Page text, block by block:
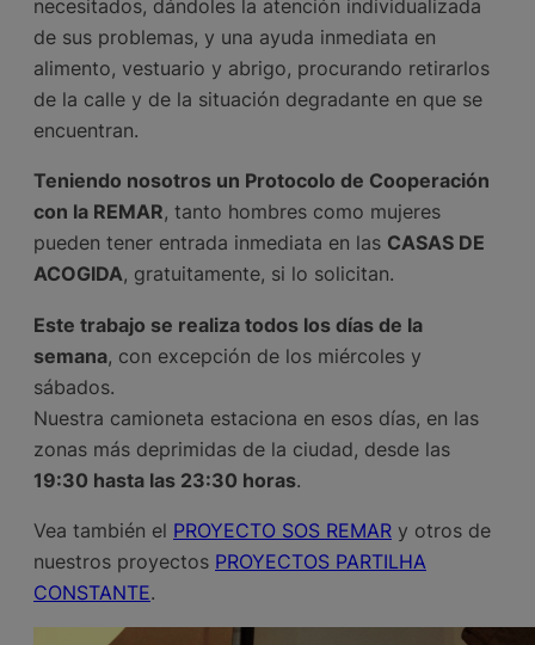
necesitados, dándoles la atención individualizada
de sus problemas, y una ayuda inmediata en
alimento, vestuario y abrigo, procurando retirarlos
de la calle y de la situación degradante en que se
encuentran.
Teniendo nosotros un Protocolo de Cooperación
con la REMAR, tanto hombres como mujeres
pueden tener entrada inmediata en las CASAS DE
ACOGIDA, gratuitamente, si lo solicitan.
Este trabajo se realiza todos los días de la
semana, con excepción de los miércoles y
sábados.
Nuestra camioneta estaciona en esos días, en las
zonas más deprimidas de la ciudad, desde las
19:30 hasta las 23:30 horas.
Vea también el PROYECTO SOS REMAR y otros de
nuestros proyectos PROYECTOS PARTILHA
CONSTANTE.